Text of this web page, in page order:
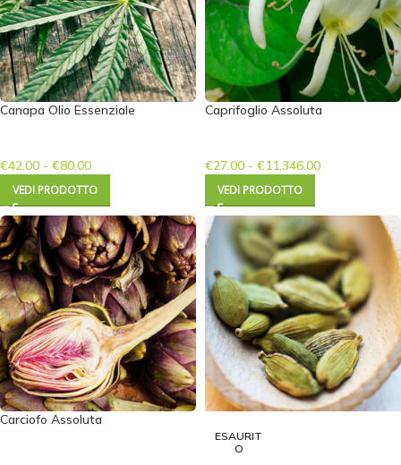
Canapa Olio Essenziale
€42.00 - €80.00
VEDI PRODOTTO
Caprifoglio Assoluta
€27.00 - €11,346.00
VEDI PRODOTTO
Carciofo Assoluta
ESAURIT
O